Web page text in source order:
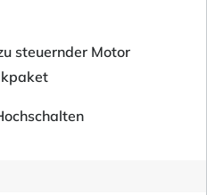
steuernder Motor